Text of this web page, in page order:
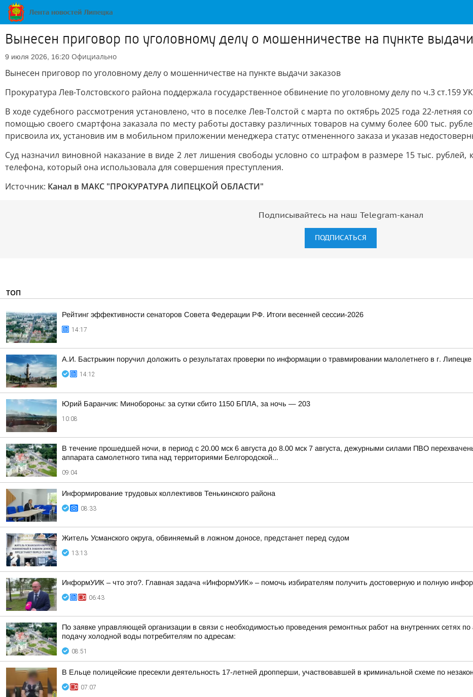
Вынесен приговор по уголовному делу о мошенничестве на пункте
9 июля 2026, 16:20 Официально
Вынесен приговор по уголовному делу о мошенничестве на пункте выдачи заказов
Прокуратура Лев-Толстовского района поддержала государственное обвинение по уголовному делу по ч.3
В ходе судебного рассмотрения установлено, что в поселке Лев-Толстой с марта по октябрь 2025 года 22-летняя
помощью своего смартфона заказала по месту работы доставку различных товаров на сумму более 600 тыс.
присвоила их, установив им в мобильном приложении менеджера статус отмененного заказа и указав
Суд назначил виновной наказание в виде 2 лет лишения свободы условно со штрафом в размере 15 тыс. рублей,
телефона, который она использовала для совершения преступления.
Источник: Канал в МАКС "ПРОКУРАТУРА ЛИПЕЦКОЙ ОБЛАСТИ"
Подписывайтесь на наш Telegram-канал
ПОДПИСАТЬСЯ
ТОП
Рейтинг эффективности сенаторов Совета Федерации РФ. Итоги весенней сессии-2026
14:17
А.И. Бастрыкин поручил доложить о результатах проверки по информации о травмировании малолетнего в г. Липецке
14:12
Юрий Баранчик: Минобороны: за сутки сбито 1150 БПЛА, за ночь — 203
10:08
В течение прошедшей ночи, в период с 20.00 мск 6 августа до 8.00 мск 7 августа, дежурными силами ПВО
аппарата самолетного типа над территориями Белгородской...
09:04
Информирование трудовых коллективов Тенькинского района
08:33
Житель Усманского округа, обвиняемый в ложном доносе, предстанет перед судом
13:13
ИнформУИК – что это?. Главная задача «ИнформУИК» – помочь избирателям получить достоверную и полную
06:43
По заявке управляющей организации в связи с необходимостью проведения ремонтных работ на внутренних сетях
подачу холодной воды потребителям по адресам:
08:51
В Ельце полицейские пресекли деятельность 17-летней дропперши, участвовавшей в криминальной схеме по
07:07